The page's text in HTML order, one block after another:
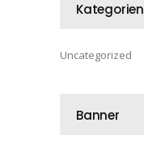
Kategorien
Uncategorized
Banner